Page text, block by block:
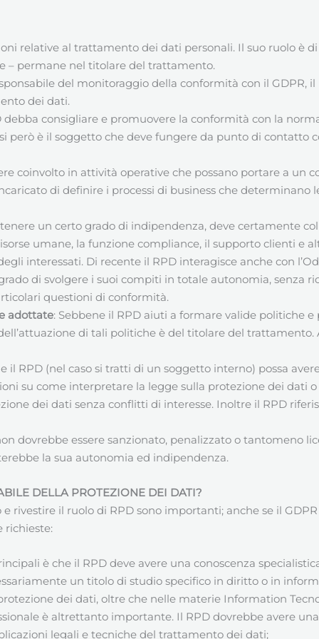
relative al trattamento dei dati personali. Il suo ruolo è
– permane nel titolare del trattamento.
del monitoraggio della conformità con il GDPR,
dei dati.
debba consigliare e promuovere la conformità con la
però è il soggetto che deve fungere da punto di contatto
coinvolto in attività operative che possano portare a un
di definire i processi di business che
un certo grado di indipendenza, deve certamente
umane, la funzione compliance, il supporto clienti e
interessati. Di recente il RPD interagisce anche con
di svolgere i suoi compiti in totale autonomia, senza
questioni di conformità.
adottate: Sebbene il RPD aiuti a formare valide politiche
di tali politiche è del titolare del trattamento.
il RPD (nel caso si tratti di un soggetto interno) possa
su come interpretare la legge sulla protezione dei dati
dei dati senza conflitti di interesse. Inoltre il RPD
dovrebbe essere sanzionato, penalizzato o tantomeno
la sua autonomia ed indipendenza.
DELLA PROTEZIONE DEI DATI?
rivestire il ruolo di RPD sono importanti; anche se il
richieste:
è che il RPD deve avere una conoscenza
un titolo di studio specifico in diritto o in
dei dati, oltre che nelle materie Information
è altrettanto importante. Il RPD dovrebbe avere
legali e tecniche del trattamento dei dati;